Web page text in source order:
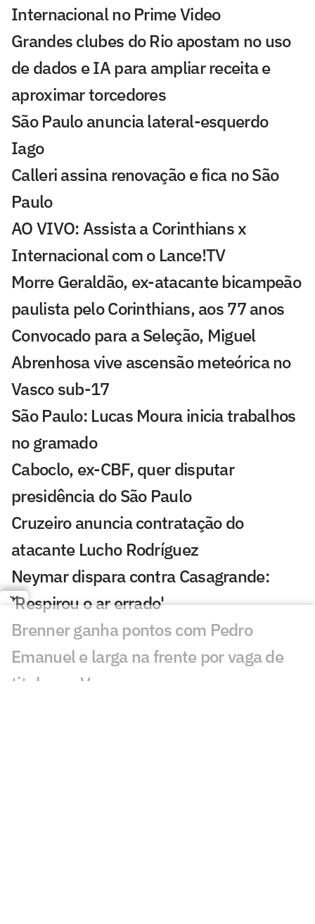
Internacional no Prime Video
Grandes clubes do Rio apostam no uso
de dados e IA para ampliar receita e
aproximar torcedores
São Paulo anuncia lateral-esquerdo
Iago
Calleri assina renovação e fica no São
Paulo
AO VIVO: Assista a Corinthians x
Internacional com o Lance!TV
Morre Geraldão, ex-atacante bicampeão
paulista pelo Corinthians, aos 77 anos
Convocado para a Seleção, Miguel
Abrenhosa vive ascensão meteórica no
Vasco sub-17
São Paulo: Lucas Moura inicia trabalhos
no gramado
Caboclo, ex-CBF, quer disputar
presidência do São Paulo
Cruzeiro anuncia contratação do
atacante Lucho Rodríguez
Neymar dispara contra Casagrande:
'Respirou o ar errado'
Brenner ganha pontos com Pedro
Emanuel e larga na frente por vaga de
titular no Vasco